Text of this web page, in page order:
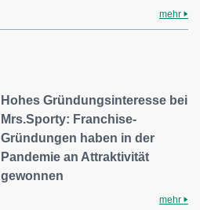
mehr
Hohes Gründungsinteresse bei
Mrs.Sporty: Franchise-
Gründungen haben in der
Pandemie an Attraktivität
gewonnen
mehr